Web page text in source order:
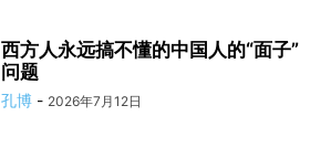
西方人永远搞不懂的中国人的“面子”
问题
孔博 - 2026年7月12日